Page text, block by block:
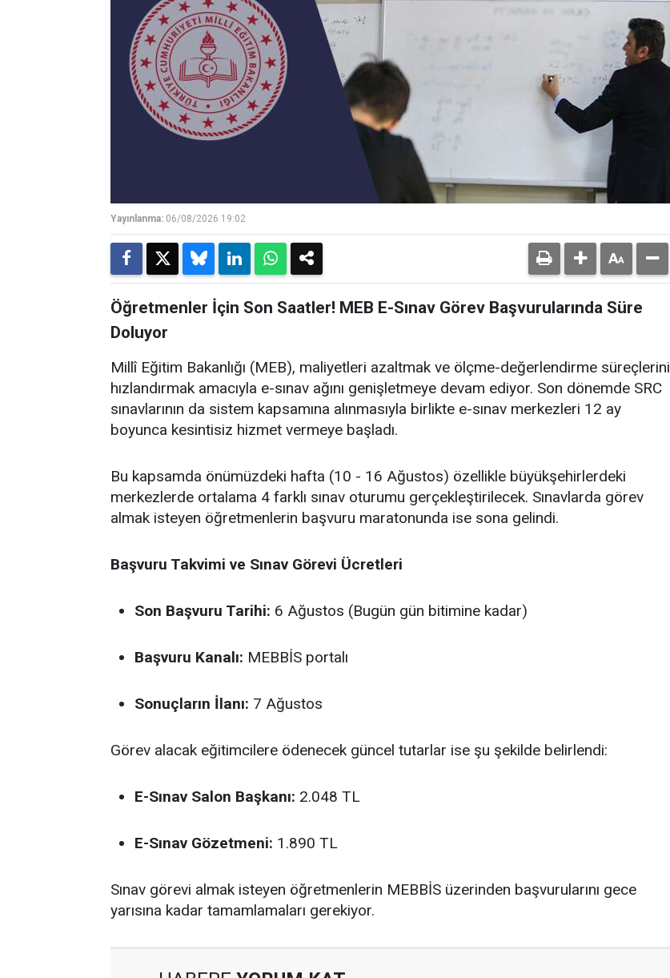
Yayınlanma: 06/08/2026 19:02
Öğretmenler İçin Son Saatler! MEB E-Sınav Görev Başvurularında Süre
Doluyor
Millî Eğitim Bakanlığı (MEB), maliyetleri azaltmak ve ölçme-değerlendirme süreçlerini
hızlandırmak amacıyla e-sınav ağını genişletmeye devam ediyor. Son dönemde SRC
sınavlarının da sistem kapsamına alınmasıyla birlikte e-sınav merkezleri 12 ay
boyunca kesintisiz hizmet vermeye başladı.
Bu kapsamda önümüzdeki hafta (10 - 16 Ağustos) özellikle büyükşehirlerdeki
merkezlerde ortalama 4 farklı sınav oturumu gerçekleştirilecek. Sınavlarda görev
almak isteyen öğretmenlerin başvuru maratonunda ise sona gelindi.
Başvuru Takvimi ve Sınav Görevi Ücretleri
Son Başvuru Tarihi: 6 Ağustos (Bugün gün bitimine kadar)
Başvuru Kanalı: MEBBİS portalı
Sonuçların İlanı: 7 Ağustos
Görev alacak eğitimcilere ödenecek güncel tutarlar ise şu şekilde belirlendi:
E-Sınav Salon Başkanı: 2.048 TL
E-Sınav Gözetmeni: 1.890 TL
Sınav görevi almak isteyen öğretmenlerin MEBBİS üzerinden başvurularını gece
yarısına kadar tamamlamaları gerekiyor.